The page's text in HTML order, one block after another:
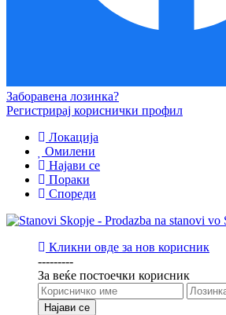
Заборавена лозинка?
Регистрирај кориснички профил
Локација
Омилени
Најави се
Пораки
Спореди
Кликни овде за нов корисник
---------
За веќе постоечки корисник